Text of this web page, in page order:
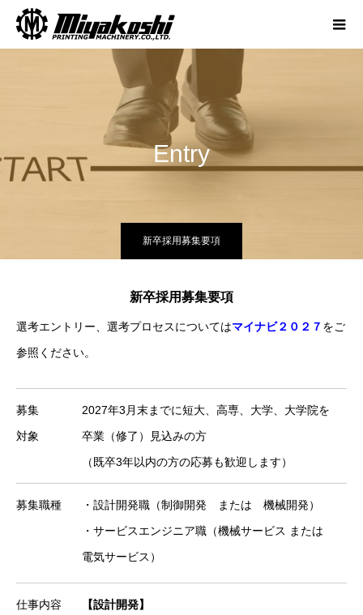
Entry
新卒採用募集要項
新卒採用募集要項
選考エントリー、選考プロセスについてはマイナビ２０２７ をご
参照ください。
募集
対象
2027年3月末までに短大、高専、大学、大学院を
卒業（修了）見込みの方
（既卒3年以内の方の応募も歓迎します）
募集職種
・設計開発職（制御開発 または 機械開発）
・サービスエンジニア職（機械サービス または
電気サービス）
仕事内容
【設計開発】